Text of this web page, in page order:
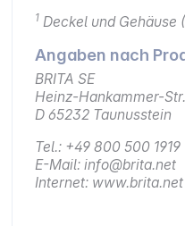
1 Deckel und Gehäuse
Angaben nach
BRITA SE
Heinz-Hankammer-
D 65232 Taunusstein
Tel.: +49 800 500 1919
E-Mail: info@brita.net
Internet: www.brita.net